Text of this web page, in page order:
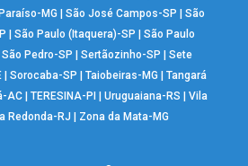
MG | São José Campos-SP | São
| São Paulo (Itaquera)-SP | São Paulo
São Pedro-SP | Sertãozinho-SP | Sete
|Sorocaba-SP |Taiobeiras-MG |Tangará
AC| TERESINA-PI | Uruguaiana-RS | Vila
Redonda-RJ | Zona da Mata-MG